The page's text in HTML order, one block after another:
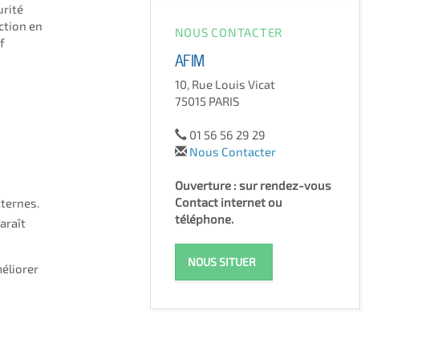
en
NOUS CONTACTER
AFIM
10, Rue Louis Vicat
75015 PARIS
01 56 56 29 29
Nous Contacter
Ouverture : sur rendez-vous
Contact internet ou
téléphone.
NOUS SITUER